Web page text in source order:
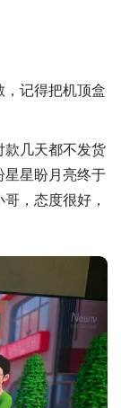
记得把机顶盒
款几天都不发货
星星盼月亮终于
，态度很好，